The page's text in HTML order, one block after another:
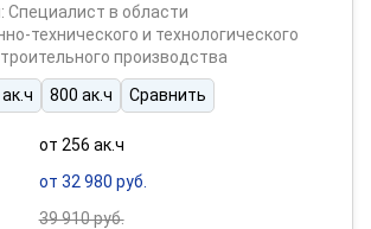
Специалист в области
технического и технологического
производства
800 ак.ч Сравнить
от 256 ак.ч
от 32 980 руб.
39 910 руб.